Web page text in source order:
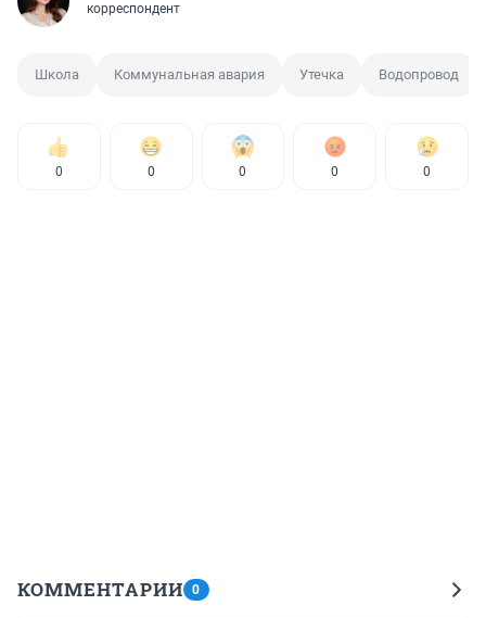
корреспондент
Школа Коммунальная авария Утечка Водопровод
0 0 0 0 0
КОММЕНТАРИИ 0